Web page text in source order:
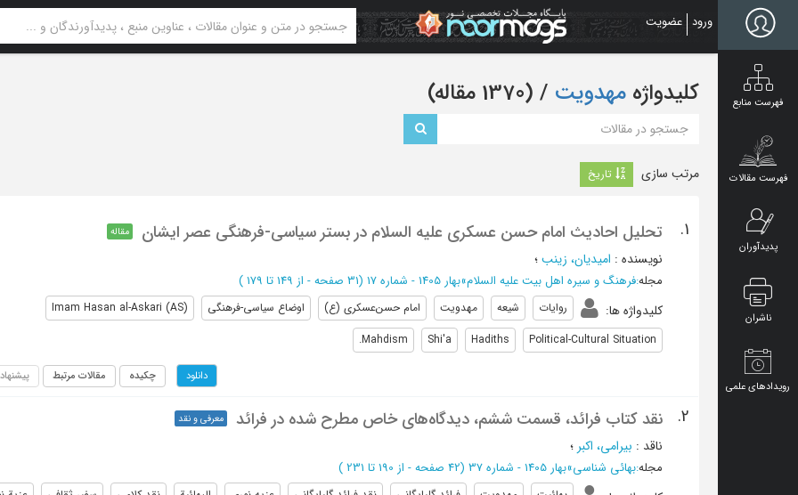
content
ورود عضویت
فهرست منابع
فهرست مقالات
پدیدآوران
ناشران
رویدادهای علمی
کلیدواژه مهدویت ‏/ (1370 مقاله)
مرتب سازی تاریخ
1. تحلیل احادیث امام حسن عسکری علیه السلام در بستر سیاسی-فرهنگی عصر ایشان مقاله
نویسنده : امیدیان، زینب؛
مجله:فرهنگ و سیره اهل بیت علیه السلام»بهار 1405 - شماره 17 (‎31 صفحه - از 149 تا 179 )
کلیدواژه ها: روایات شیعه مهدویت امام حسن‌عسکری (ع) اوضاع سیاسی-فرهنگی
Imam Hasan al-Askari (AS)
Political-Cultural Situation
Hadiths
Shi'a
Mahdism.
دانلود چکیده مقالات مرتبط
2. نقد کتاب فرائد، قسمت ششم، دیدگاه‌های خاص مطرح شده در فرائد معرفی و نقد
ناقد : بیرامی، اکبر ؛
مجله:بهائی شناسی»بهار 1405 - شماره 37 (‎42 صفحه - از 190 تا 231 )